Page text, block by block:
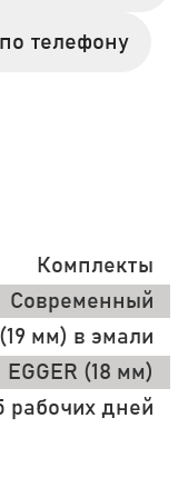
телефону
Комплекты
Современный
мм) в эмали
(18 мм)
рабочих дней